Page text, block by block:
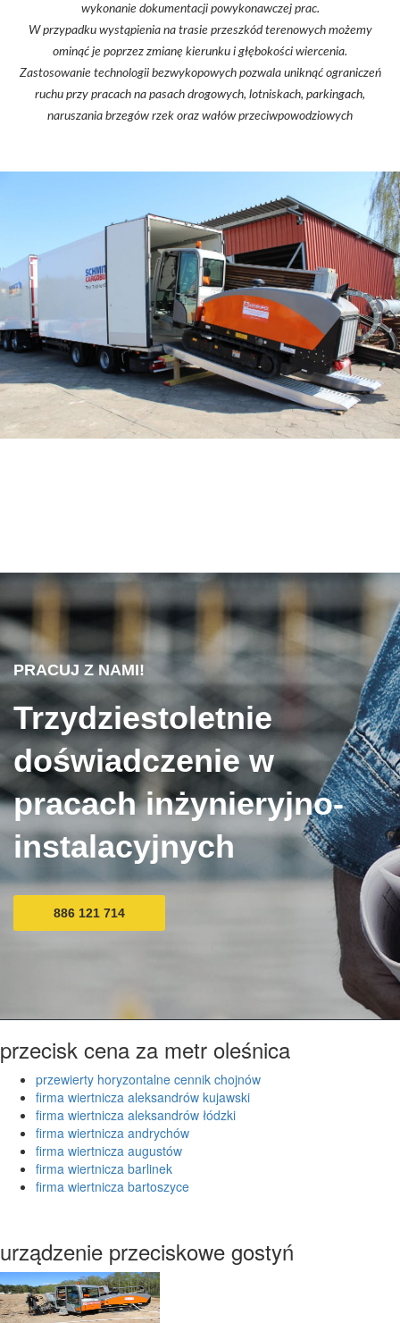
wykonanie dokumentacji powykonawczej prac.
W przypadku wystąpienia na trasie przeszkód terenowych możemy
ominąć je poprzez zmianę kierunku i głębokości wiercenia.
Zastosowanie technologii bezwykopowych pozwala uniknąć ograniczeń
ruchu przy pracach na pasach drogowych, lotniskach, parkingach,
naruszania brzegów rzek oraz wałów przeciwpowodziowych
PRACUJ Z NAMI!
Trzydziestoletnie
doświadczenie w
pracach inżynieryjno-
instalacyjnych
886 121 714
przecisk cena za metr oleśnica
przewierty horyzontalne cennik chojnów
firma wiertnicza aleksandrów kujawski
firma wiertnicza aleksandrów łódzki
firma wiertnicza andrychów
firma wiertnicza augustów
firma wiertnicza barlinek
firma wiertnicza bartoszyce
urządzenie przeciskowe gostyń